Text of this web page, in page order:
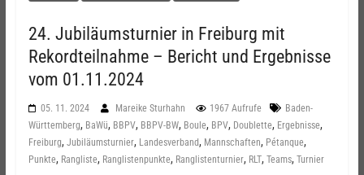
24. Jubiläumsturnier in Freiburg mit
Rekordteilnahme – Bericht und Ergebnisse
vom 01.11.2024
05. 11. 2024 Mareike Sturhahn 1967 Aufrufe
Baden-
Württemberg, BaWü, BBPV, BBPV-BW, Boule, BPV, Doublette, Ergebnisse,
Freiburg, Jubiläumsturnier, Landesverband, Mannschaften, Pétanque,
Punkte, Rangliste, Ranglistenpunkte, Ranglistenturnier, RLT, Teams, Turnier